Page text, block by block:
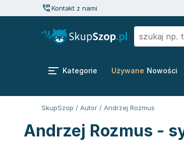
Kontakt z nami
Kategorie Używane Nowości
SkupSzop / Autor / Andrzej Rozmus
Andrzej Rozmus -